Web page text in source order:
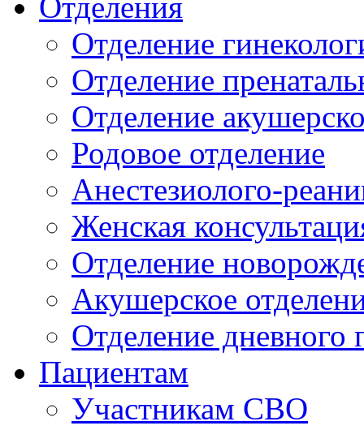
Отделение
Отделение
Отделение
Родовое отделение
Анестезиолого-
Женская
Отделение
Акушерское
Отделение дневного
Пациентам
Участникам СВО